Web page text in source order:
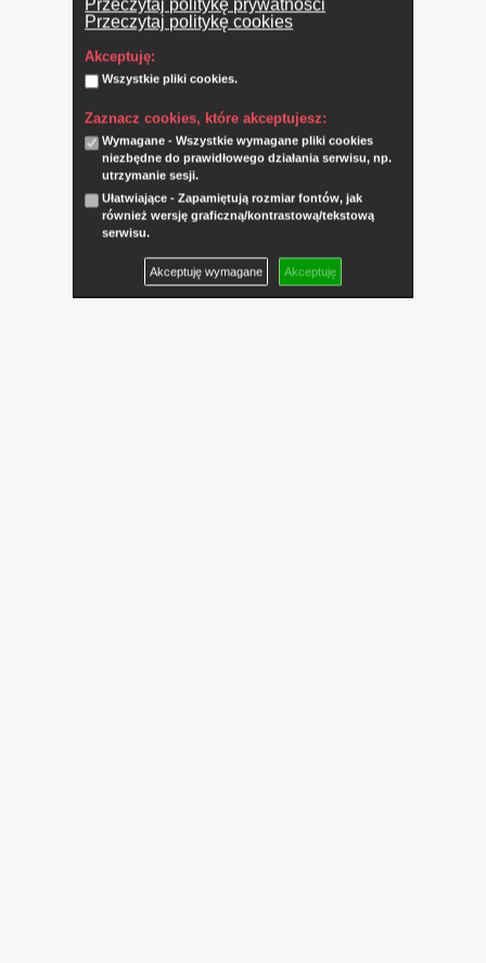
Przeczytaj politykę prywatności
Przeczytaj politykę cookies
Akceptuję:
Wszystkie pliki cookies.
Zaznacz cookies, które akceptujesz:
Wymagane - Wszystkie wymagane pliki cookies
niezbędne do prawidłowego działania serwisu, np.
utrzymanie sesji.
Ułatwiające - Zapamiętują rozmiar fontów, jak
również wersję graficzną/kontrastową/tekstową
serwisu.
Akceptuję wymagane Akceptuję